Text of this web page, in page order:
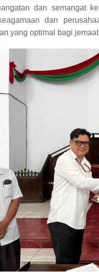
dan semangat
dan
yang optimal bagi